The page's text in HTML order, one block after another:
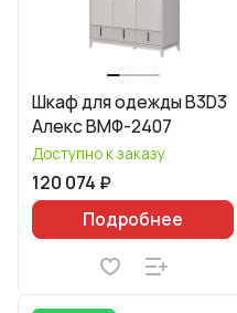
Шкаф для одежды B3D3
Алекс ВМФ-2407
Доступно к заказу
120 074 ₽
Подробнее